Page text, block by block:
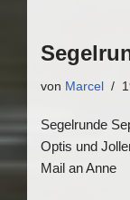
von Marcel
Segelrunde
Optis und
Mail an Anne